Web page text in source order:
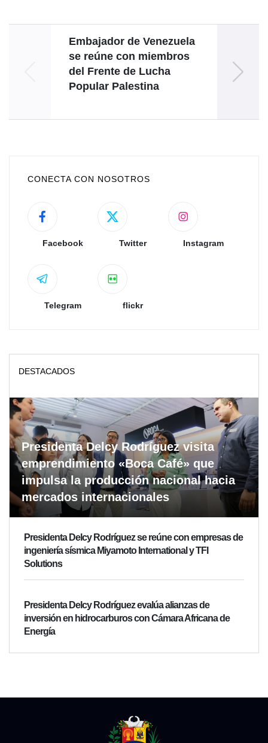
Embajador de Venezuela
se reúne con miembros
del Frente de Lucha
Popular Palestina
CONECTA CON NOSOTROS
Facebook Twitter Instagram
Telegram flickr
DESTACADOS
Presidenta Delcy Rodríguez visita
emprendimiento «Boca Café» que
impulsa la producción nacional hacia
mercados internacionales
Presidenta Delcy Rodríguez se reúne con empresas de
ingeniería sísmica Miyamoto International y TFI
Solutions
Presidenta Delcy Rodríguez evalúa alianzas de
inversión en hidrocarburos con Cámara Africana de
Energía